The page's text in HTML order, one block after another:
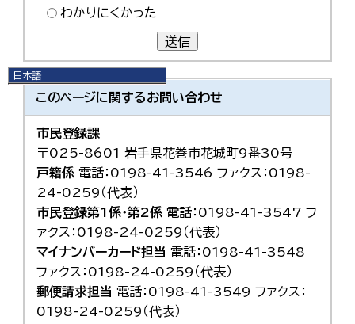
日本語
日本語
简体中文
繁體中文
わかりにくかった
送信
このページに関するお問い合わせ
市民登録課
〒025-8601 岩手県花巻市花城町9番30号
戸籍係 電話：0198-41-3546 ファクス：0198-
24-0259（代表）
市民登録第1係・第2係 電話：0198-41-3547 フ
ァクス：0198-24-0259（代表）
マイナンバーカード担当 電話：0198-41-3548
ファクス：0198-24-0259（代表）
郵便請求担当 電話：0198-41-3549 ファクス：
0198-24-0259（代表）